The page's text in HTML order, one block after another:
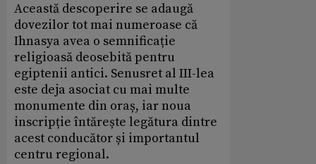
Această descoperire se adaugă
dovezilor tot mai numeroase că
Ihnasya avea o semnificație
religioasă deosebită pentru
egiptenii antici. Senusret al III-lea
este deja asociat cu mai multe
monumente din oraș, iar noua
inscripție întărește legătura dintre
acest conducător și importantul
centru regional.